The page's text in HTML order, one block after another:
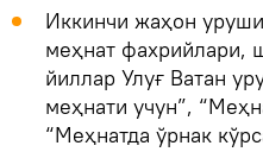
Иккинчи жаҳон
меҳнат фахрийлари,
йиллар Улуғ Ватан
меҳнати учун”,
“Меҳнатда ўрнак